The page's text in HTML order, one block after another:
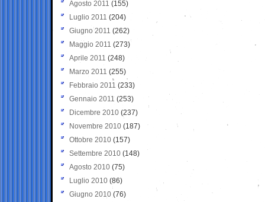
Agosto 2011 (155)
Luglio 2011 (204)
Giugno 2011 (262)
Maggio 2011 (273)
Aprile 2011 (248)
Marzo 2011 (255)
Febbraio 2011 (233)
Gennaio 2011 (253)
Dicembre 2010 (237)
Novembre 2010 (187)
Ottobre 2010 (157)
Settembre 2010 (148)
Agosto 2010 (75)
Luglio 2010 (86)
Giugno 2010 (76)